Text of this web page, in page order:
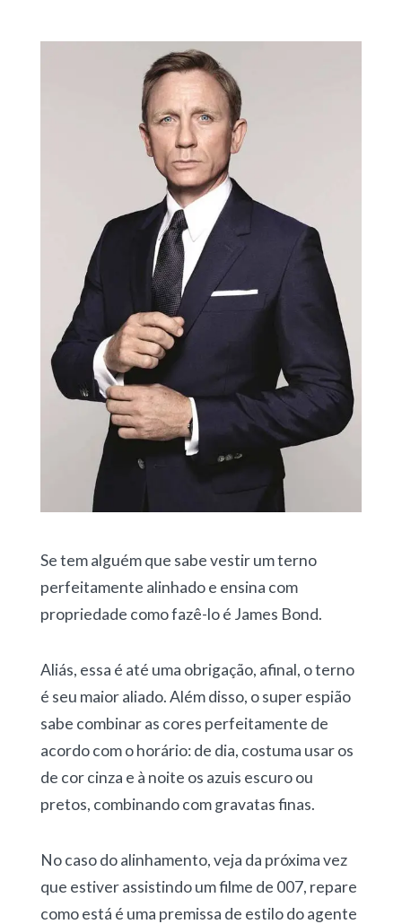
Se tem alguém que sabe vestir um terno
perfeitamente alinhado e ensina com
propriedade como fazê-lo é James Bond.
Aliás, essa é até uma obrigação, afinal, o terno
é seu maior aliado. Além disso, o super espião
sabe combinar as cores perfeitamente de
acordo com o horário: de dia, costuma usar os
de cor cinza e à noite os azuis escuro ou
pretos, combinando com gravatas finas.
No caso do alinhamento, veja da próxima vez
que estiver assistindo um filme de 007, repare
como está é uma premissa de estilo do agente